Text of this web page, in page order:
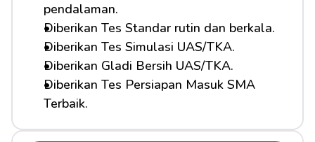
pendalaman.
Diberikan Tes Standar rutin dan berkala.
Diberikan Tes Simulasi UAS/TKA.
Diberikan Gladi Bersih UAS/TKA.
Diberikan Tes Persiapan Masuk SMA
Terbaik.